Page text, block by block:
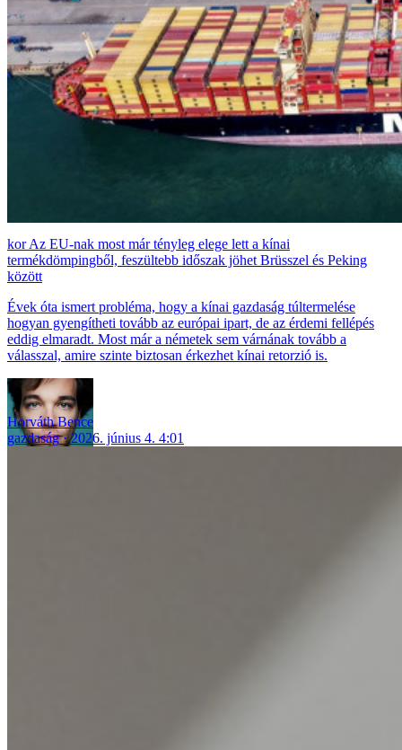
Az EU-nak most már tényleg elege lett a kínai
termékdömpingből, feszültebb időszak jöhet Brüsszel és Peking
között
Évek óta ismert probléma, hogy a kínai gazdaság túltermelése
hogyan gyengítheti tovább az európai ipart, de az érdemi fellépés
eddig elmaradt. Most már a németek sem várnának tovább a
válasszal, amire szinte biztosan érkezhet kínai retorzió is.
Horváth Bence
gazdaság
2026. június 4. 4:01